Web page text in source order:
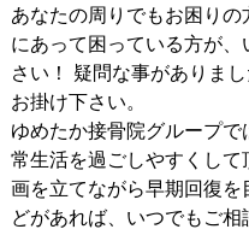
あなたの周りでもお困り
にあって困っている方が
さい！ 疑問な事がありま
お掛け下さい。
ゆめたか接骨院グループで
常生活を過ごしやすくし
画を立てながら早期回復
どがあれば、いつでもご